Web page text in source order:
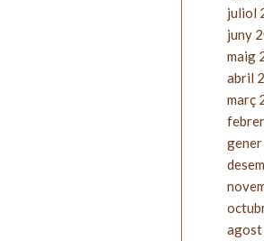
juliol
juny
maig
abril
març